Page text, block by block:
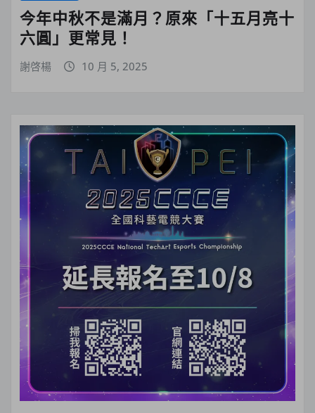
今年中秋不是滿月？原來「十五月亮十
六圓」更常見！
謝啓楊 10 月 5, 2025